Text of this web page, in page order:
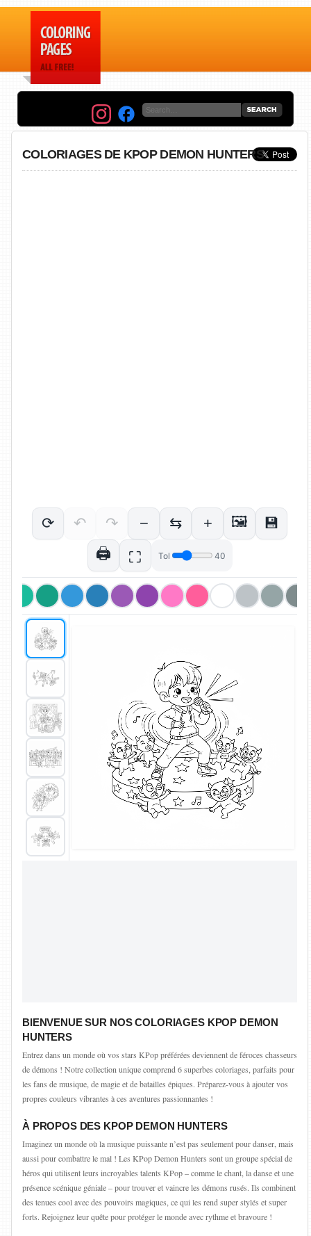
COLORIAGES DE KPOP DEMON HUNTERS
BIENVENUE SUR NOS COLORIAGES KPOP DEMON
HUNTERS
Entrez dans un monde où vos stars KPop préférées deviennent de féroces chasseurs
de démons ! Notre collection unique comprend 6 superbes coloriages, parfaits pour
les fans de musique, de magie et de batailles épiques. Préparez-vous à ajouter vos
propres couleurs vibrantes à ces aventures passionnantes !
À PROPOS DES KPOP DEMON HUNTERS
Imaginez un monde où la musique puissante n’est pas seulement pour danser, mais
aussi pour combattre le mal ! Les KPop Demon Hunters sont un groupe spécial de
héros qui utilisent leurs incroyables talents KPop – comme le chant, la danse et une
présence scénique géniale – pour trouver et vaincre les démons rusés. Ils combinent
des tenues cool avec des pouvoirs magiques, ce qui les rend super stylés et super
forts. Rejoignez leur quête pour protéger le monde avec rythme et bravoure !